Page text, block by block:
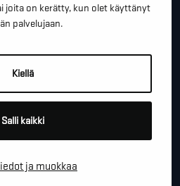
joita on kerätty, kun olet käyttänyt
palvelujaan.
Kiellä
Salli kaikki
ja muokkaa